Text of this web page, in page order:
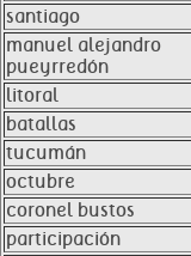
santiago
manuel alejandro
pueyrredón
litoral
batallas
tucumán
octubre
coronel bustos
participación